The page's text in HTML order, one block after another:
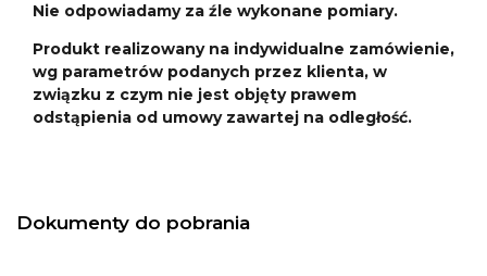
Nie odpowiadamy za źle wykonane pomiary.
Produkt realizowany na indywidualne zamówienie,
wg parametrów podanych przez klienta, w
związku z czym nie jest objęty prawem
odstąpienia od umowy zawartej na odległość.
Dokumenty do pobrania